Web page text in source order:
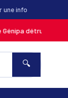
une info
le feu
🔍